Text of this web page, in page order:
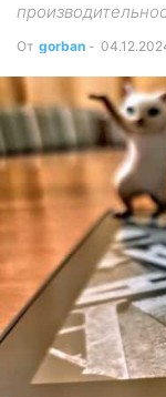
От gorban -